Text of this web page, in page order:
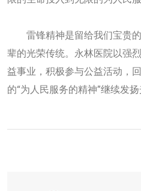
雷锋精神是留给我们宝贵的
辈的光荣传统。永林医院以强
益事业，积极参与公益活动，
的“为人民服务的精神”继续发扬